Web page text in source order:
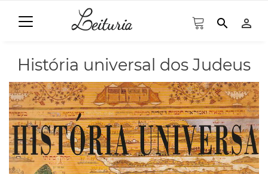
search person_outline
História universal dos Judeus